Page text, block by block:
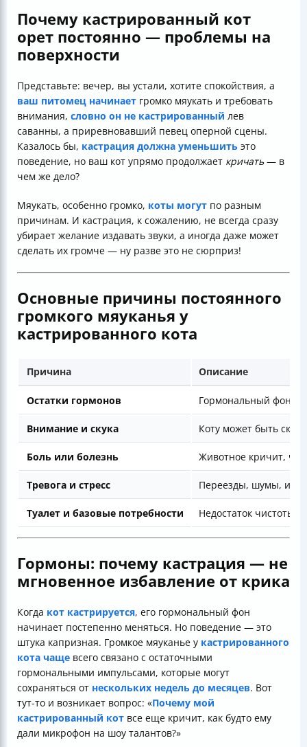
Почему кастрированный кот
орет постоянно — проблемы на
поверхности
Представьте: вечер, вы устали, хотите спокойствия, а
ваш питомец начинает громко мяукать и требовать
внимания, словно он не кастрированный лев
саванны, а приревновавший певец оперной сцены.
Казалось бы, кастрация должна уменьшить это
поведение, но ваш кот упрямо продолжает кричать — в
чем же дело?
Мяукать, особенно громко, коты могут по разным
причинам. И кастрация, к сожалению, не всегда сразу
убирает желание издавать звуки, а иногда даже может
сделать их громче — ну разве это не сюрприз!
Основные причины постоянного
громкого мяуканья у
кастрированного кота
Причина Описание
Остатки гормонов Гормональный фон
Внимание и скука Коту может быть
Боль или болезнь Животное кричит,
Тревога и стресс Переезды, шумы,
Туалет и базовые потребности Недостаток чистоты,
Гормоны: почему кастрация — не
мгновенное избавление от крика
Когда кот кастрируется, его гормональный фон
начинает постепенно меняться. Но поведение — это
штука капризная. Громкое мяуканье у кастрированного
кота чаще всего связано с остаточными
гормональными импульсами, которые могут
сохраняться от нескольких недель до месяцев. Вот
тут-то и возникает вопрос: «Почему мой
кастрированный кот все еще кричит, как будто ему
дали микрофон на шоу талантов?»